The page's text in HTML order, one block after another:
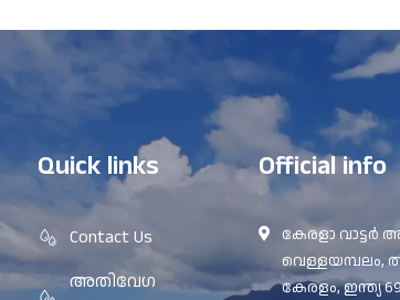
Quick links
Contact Us
അതിവേഗ
Official info
കേരളാ വാട്ടർ
വെള്ളയമ്പലം,
കേരളം, ഇന്ത്യ